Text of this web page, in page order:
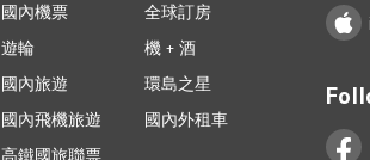
國內機票
全球訂房
遊輪
機 + 酒
國內旅遊
環島之星
國內飛機旅遊
國內外租車
高鐵國旅聯票